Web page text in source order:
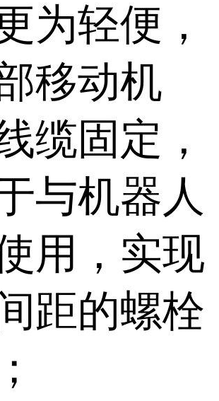
为轻便，
移动机
缆固定，
与机器人
用，实现
距的螺栓